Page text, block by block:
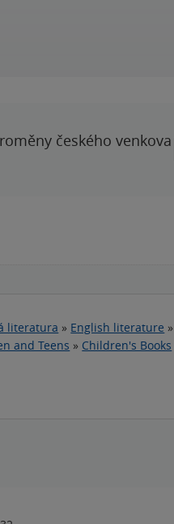
českého venkova
literatura » English literature »
and Teens » Children's Books